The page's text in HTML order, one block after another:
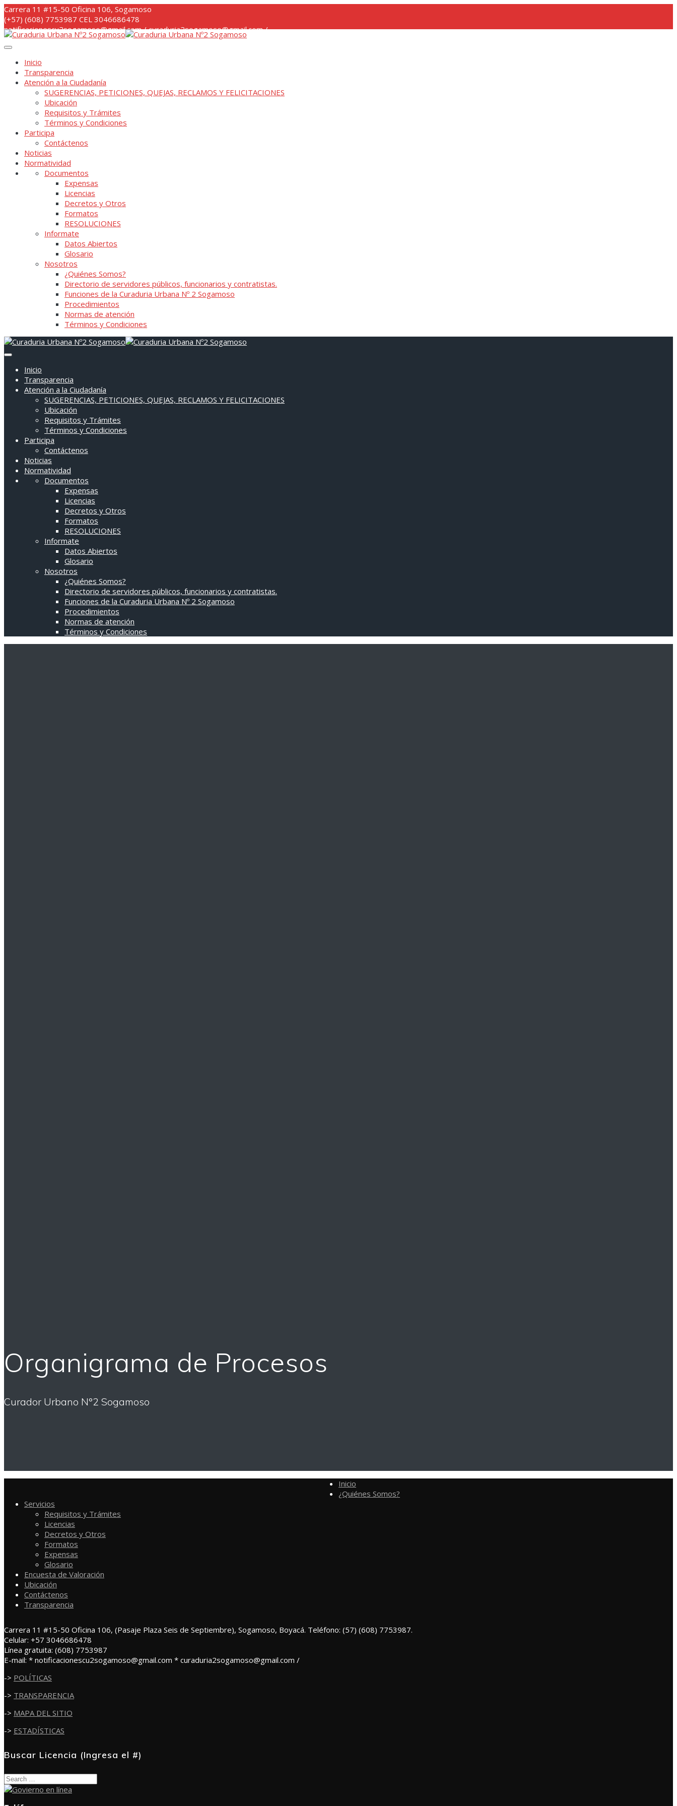
Skip
to
content
Carrera 11 #15-50 Oficina 106, Sogamoso
(+57) (608) 7753987 CEL 3046686478
notificacionescu2sogamoso@gmail.com / curaduria2sogamoso@gmail.com /
Inicio
Transparencia
Atención a la Ciudadanía
SUGERENCIAS, PETICIONES, QUEJAS, RECLAMOS Y FELICITACIONES
Ubicación
Requisitos y Trámites
Términos y Condiciones
Participa
Contáctenos
Noticias
Normatividad
Documentos
Expensas
Licencias
Decretos y Otros
Formatos
RESOLUCIONES
Informate
Datos Abiertos
Glosario
Nosotros
¿Quiénes Somos?
Directorio de servidores públicos, funcionarios y contratistas.
Funciones de la Curaduria Urbana Nº 2 Sogamoso
Procedimientos
Normas de atención
Términos y Condiciones
Inicio
Transparencia
Atención a la Ciudadanía
SUGERENCIAS, PETICIONES, QUEJAS, RECLAMOS Y FELICITACIONES
Ubicación
Requisitos y Trámites
Términos y Condiciones
Participa
Contáctenos
Noticias
Normatividad
Documentos
Expensas
Licencias
Decretos y Otros
Formatos
RESOLUCIONES
Informate
Datos Abiertos
Glosario
Nosotros
¿Quiénes Somos?
Directorio de servidores públicos, funcionarios y contratistas.
Funciones de la Curaduria Urbana Nº 2 Sogamoso
Procedimientos
Normas de atención
Términos y Condiciones
Organigrama de Procesos
Curador Urbano N°2 Sogamoso
Inicio
¿Quiénes Somos?
Servicios
Requisitos y Trámites
Licencias
Decretos y Otros
Formatos
Expensas
Glosario
Encuesta de Valoración
Ubicación
Contáctenos
Transparencia
Carrera 11 #15-50 Oficina 106, (Pasaje Plaza Seis de Septiembre), Sogamoso, Boyacá. Teléfono: (57) (608) 7753987.
Celular: +57 3046686478
Línea gratuita: (608) 7753987
E-mail: * notificacionescu2sogamoso@gmail.com * curaduria2sogamoso@gmail.com /
-> POLÍTICAS
-> TRANSPARENCIA
-> MAPA DEL SITIO
-> ESTADÍSTICAS
Buscar Licencia (Ingresa el #)
Search
for: